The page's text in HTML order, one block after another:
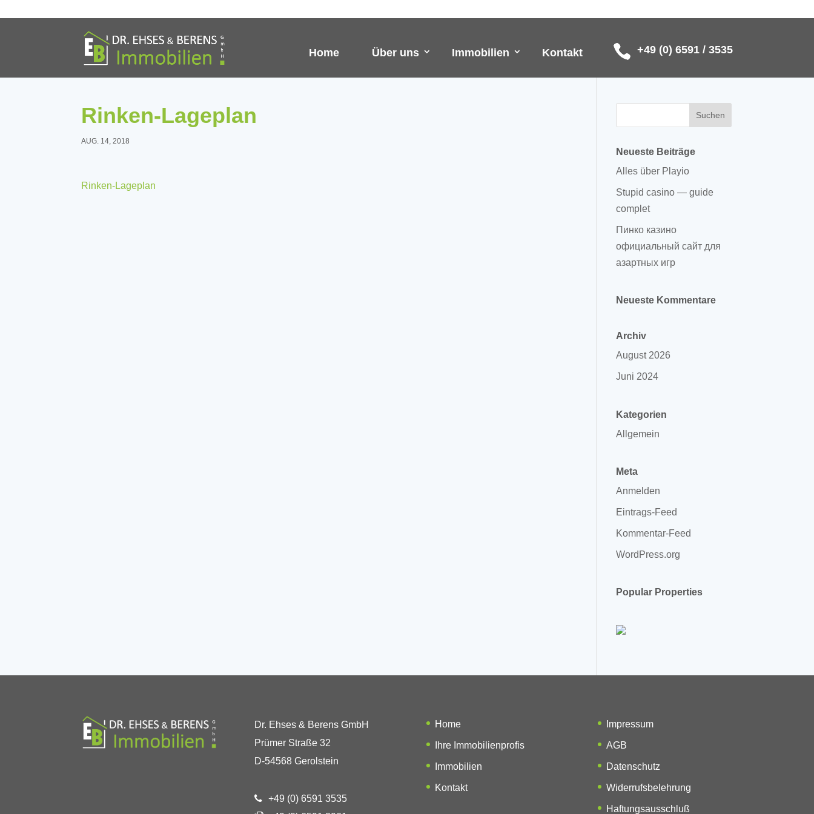
+49 (0) 6591 / 3535
Home Über uns Immobilien Kontakt
Rinken-Lageplan
AUG. 14, 2018
Rinken-Lageplan
Neueste Beiträge
Alles über Playio
Stupid casino — guide
complet
Пинко казино
официальный сайт для
азартных игр
Neueste Kommentare
Archiv
August 2026
Juni 2024
Kategorien
Allgemein
Meta
Anmelden
Eintrags-Feed
Kommentar-Feed
WordPress.org
Popular Properties
Dr. Ehses & Berens GmbH
Prümer Straße 32
D-54568 Gerolstein
+49 (0) 6591 3535
Home
Ihre Immobilienprofis
Immobilien
Kontakt
Impressum
AGB
Datenschutz
Widerrufsbelehrung
Haftungsausschluß